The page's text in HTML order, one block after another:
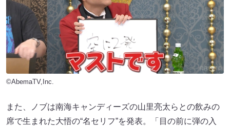
©AbemaTV,Inc.
また、ノブは南海キャンディーズの山里亮太らとの飲みの
席で生まれた大悟の“名セリフ”を発表。「目の前に弾の入